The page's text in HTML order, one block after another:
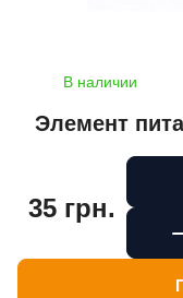
В наличии
Элемент
35 грн.